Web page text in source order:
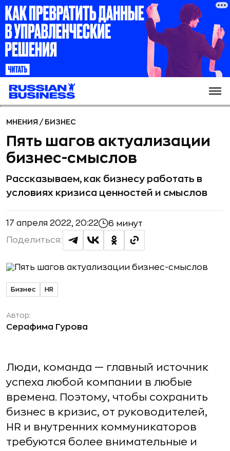
МНЕНИЯ / БИЗНЕС
Пять шагов актуализации
бизнес-смыслов
Рассказываем, как бизнесу работать в
условиях кризиса ценностей и смыслов
17 апреля 2022, 20:22 6 минут
Поделиться:
Бизнес HR
Автор:
Серафима Гурова
Люди, команда — главный источник
успеха любой компании в любые
времена. Поэтому, чтобы сохранить
бизнес в кризис, от руководителей,
HR и внутренних коммуникаторов
требуются более внимательные и